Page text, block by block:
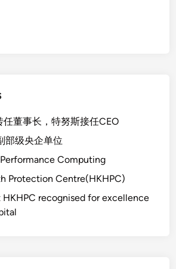
间
及
询
方
式
汇
董事长，特努斯接任CEO
部级央企单位
Computing
Protection Centre(HKHPC)
recognised for excellence